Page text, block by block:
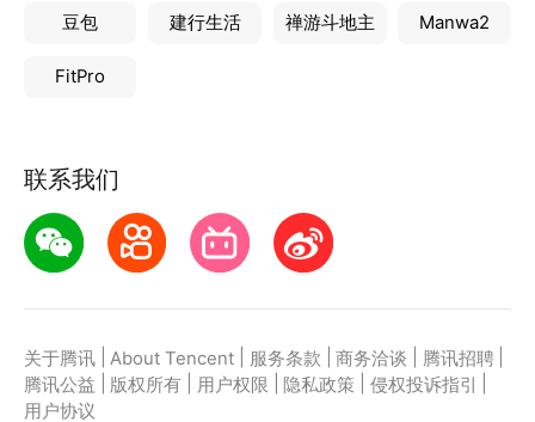
豆包 建行生活 禅游斗地主 Manwa2
FitPro
联系我们
关于腾讯 About Tencent 服务条款 商务洽谈 腾讯招聘
腾讯公益
版权所有 用户权限 隐私政策 侵权投诉指引
用户协议